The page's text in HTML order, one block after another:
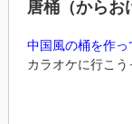
唐桶（からお
中国風の桶を作っ
カラオケに行こ